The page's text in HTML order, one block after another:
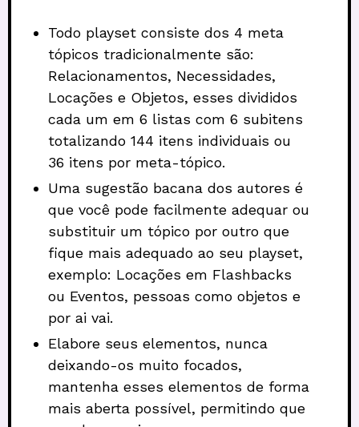
Todo playset consiste dos 4 meta
tópicos tradicionalmente são:
Relacionamentos, Necessidades,
Locações e Objetos, esses divididos
cada um em 6 listas com 6 subitens
totalizando 144 itens individuais ou
36 itens por meta-tópico.
Uma sugestão bacana dos autores é
que você pode facilmente adequar ou
substituir um tópico por outro que
fique mais adequado ao seu playset,
exemplo: Locações em Flashbacks
ou Eventos, pessoas como objetos e
por ai vai.
Elabore seus elementos, nunca
deixando-os muito focados,
mantenha esses elementos de forma
mais aberta possível, permitindo que